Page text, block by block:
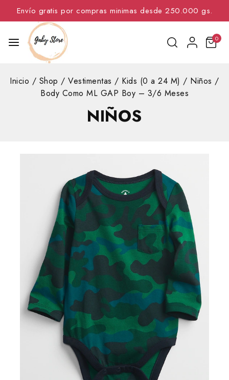
Envío gratis por compras minimas desde 250.000 gs.
0
Inicio / Shop / Vestimentas / Kids (0 a 24 M) / Niños /
Body Como ML GAP Boy – 3/6 Meses
NIÑOS